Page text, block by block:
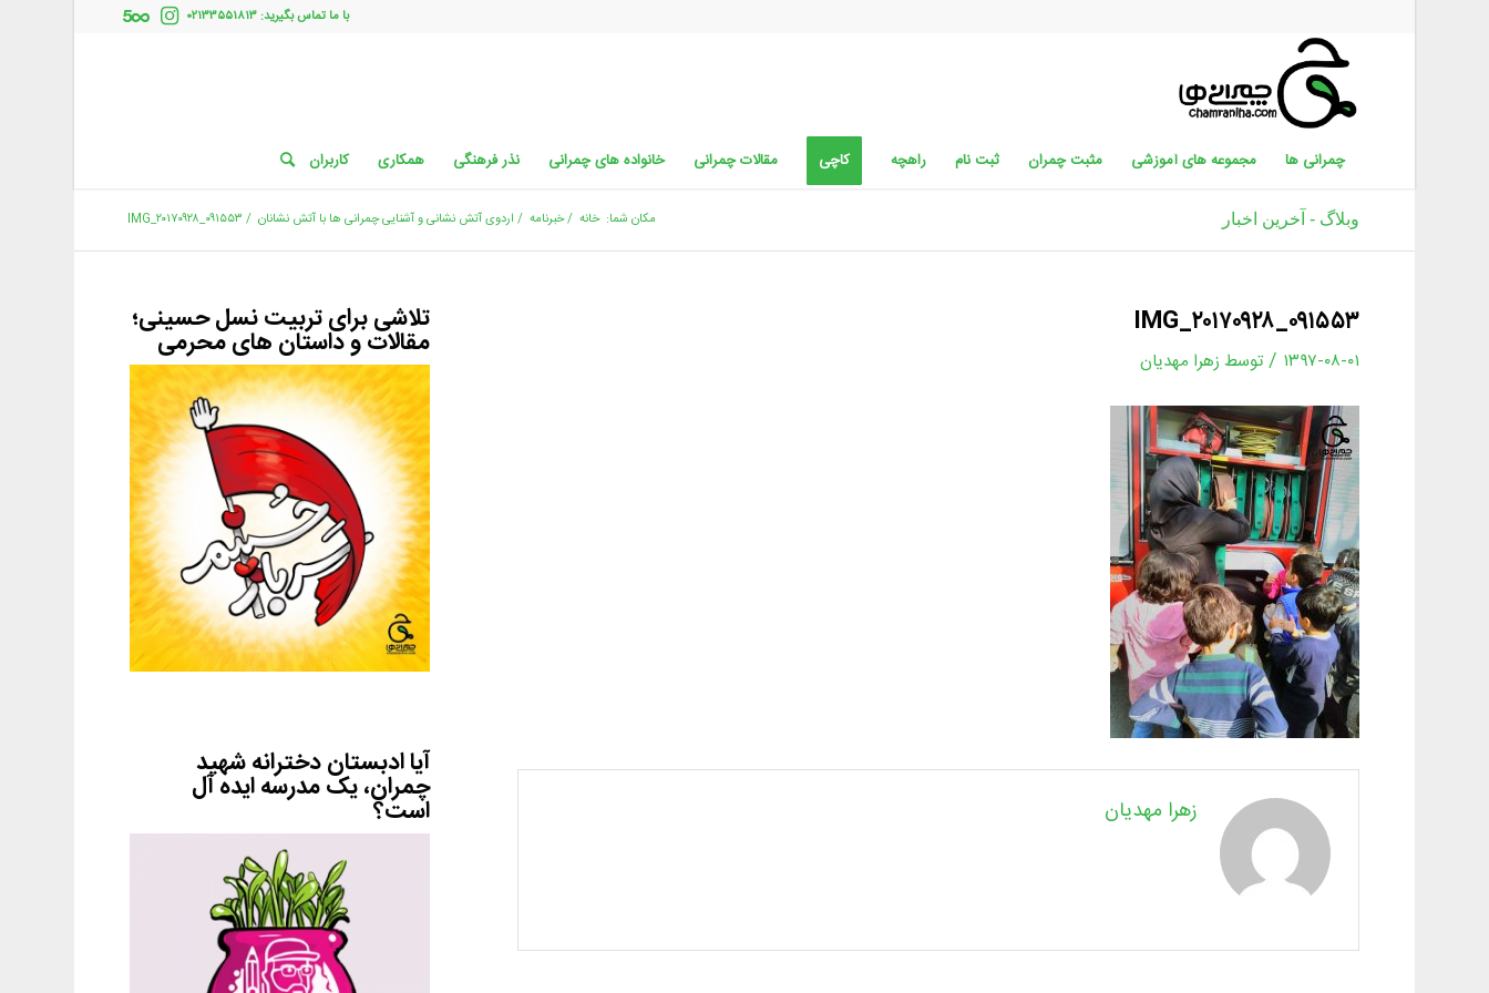
با ما تماس بگیرید: ۰۲۱۳۳۵۵۱۸۱۳
چمرانی ها مجموعه های آموزشی مثبت چمران ثبت نام راهچه کاچی مقالات چمرانی خانواده های چمرانی نذر فرهنگی همکاری کاربران
وبلاگ - آخرین اخبار مکان شما: خانه /خبرنامه / اردوی آتش نشانی و آشنایی چمرانی ها با آتش نشانان / IMG_۲۰۱۷۰۹۲۸_۰۹۱۵۵۳
IMG_۲۰۱۷۰۹۲۸_۰۹۱۵۵۳
۱۳۹۷-۰۸-۰۱ / توسط زهرا مهدیان
زهرا مهدیان
تلاشی برای تربیت نسل حسینی؛
مقالات و داستان های محرمی
آیا ادبستان دخترانه شهید
چمران، یک مدرسه ایده آل
است؟